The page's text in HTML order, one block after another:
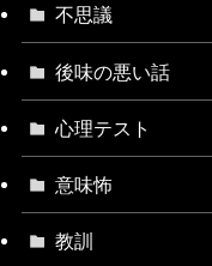
不思議
後味の悪い話
心理テスト
意味怖
教訓